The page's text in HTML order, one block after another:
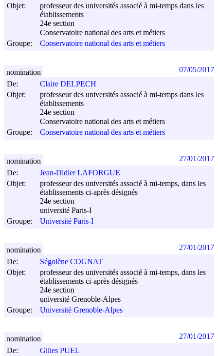
Objet:
professeur des universités associé à mi-temps dans les
établissements
24e section
Conservatoire national des arts et métiers
Groupe:
Conservatoire national des arts et métiers
De:
Claire DELPECH
Objet:
professeur des universités associé à mi-temps dans les
établissements
24e section
Conservatoire national des arts et métiers
Groupe:
Conservatoire national des arts et métiers
nomination 07/05/2017
De:
Jean-Didier LAFORGUE
Objet:
professeur des universités associé à mi-temps, dans les
établissements ci-après désignés
24e section
université Paris-I
Groupe:
Université Paris-I
nomination 27/01/2017
De:
Ségolène COGNAT
Objet:
professeur des universités associé à mi-temps, dans les
établissements ci-après désignés
24e section
université Grenoble-Alpes
Groupe:
Université Grenoble-Alpes
nomination 27/01/2017
De:
Gilles PUEL
nomination 27/01/2017